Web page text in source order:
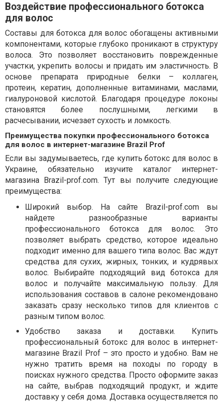
Воздействие профессионального ботокса
для волос
Составы для ботокса для волос обогащены активными
компонентами, которые глубоко проникают в структуру
волоса. Это позволяет восстановить поврежденные
участки, укрепить волосы и придать им эластичность. В
основе препарата природные белки – коллаген,
протеин, кератин, дополненные витаминами, маслами,
гиалуроновой кислотой. Благодаря процедуре локоны
становятся более послушными, легкими в
расчесывании, исчезает сухость и ломкость.
Преимущества покупки профессионального ботокса
для волос в интернет-магазине Brazil Prof
Если вы задумываетесь, где купить ботокс для волос в
Украине, обязательно изучите каталог интернет-
магазина Brazil-prof.com. Тут вы получите следующие
преимущества:
Широкий выбор. На сайте Brazil-prof.com вы
найдете разнообразные варианты
профессионального ботокса для волос. Это
позволяет выбрать средство, которое идеально
подходит именно для вашего типа волос. Вас ждут
средства для сухих, жирных, тонких, и кудрявых
волос. Выбирайте подходящий вид ботокса для
волос и получайте максимальную пользу. Для
использования составов в салоне рекомендовано
заказать сразу несколько типов для клиентов с
разным типом волос.
Удобство заказа и доставки. Купить
профессиональный ботокс для волос в интернет-
магазине Brazil Prof – это просто и удобно. Вам не
нужно тратить время на походы по городу в
поисках нужного средства. Просто оформите заказ
на сайте, выбрав подходящий продукт, и ждите
доставку у себя дома. Доставка осуществляется по